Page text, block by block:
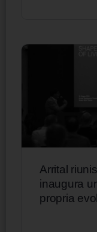
Arrital
inaugura
propria